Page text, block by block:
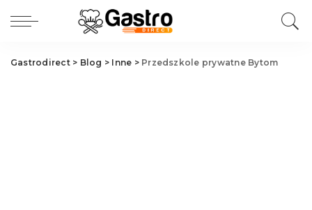
Gastrodirect> Blog > Inne > Przedszkole prywatne Bytom